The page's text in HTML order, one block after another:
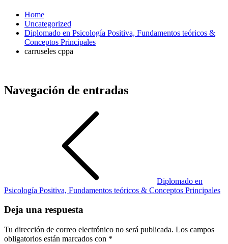
Home
Uncategorized
Diplomado en Psicología Positiva, Fundamentos teóricos &
Conceptos Principales
carruseles cppa
Navegación de entradas
Diplomado en
Psicología Positiva, Fundamentos teóricos & Conceptos Principales
Deja una respuesta
Tu dirección de correo electrónico no será publicada. Los campos
obligatorios están marcados con *